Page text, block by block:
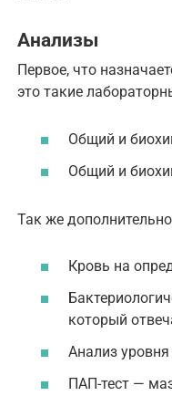
Анализы
Первое, что
это такие
Общий и
Общий и
Так же
Кровь на
который
Анализ
ПАП-тест —